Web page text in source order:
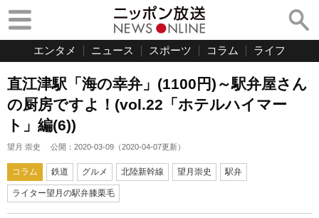
エンタメ ニュース スポーツ コラム ライフ
直江津駅「海の幸弁」(1100円)～駅弁屋さん
の厨房ですよ！(vol.22「ホテルハイマー
ト」編(6))
望月 崇史 公開： 2020-03-09 （2020-04-07更新）
コラム 鉄道 グルメ 北陸新幹線 望月崇史 駅弁
ライター望月の駅弁膝栗毛